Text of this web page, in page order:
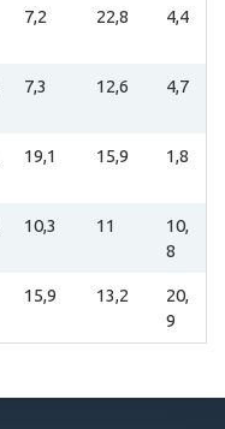
7,2 22,8 4,4
7,3 12,6 4,7
19,1 15,9 1,8
10,3 11
10,
8
15,9 13,2
20,
9